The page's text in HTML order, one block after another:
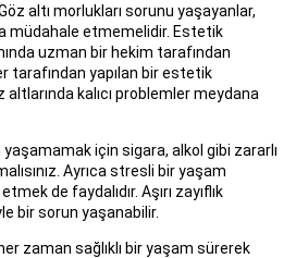
altı morlukları sorunu yaşayanlar,
müdahale etmemelidir. Estetik
uzman bir hekim tarafından
tarafından yapılan bir estetik
kalıcı problemler meydana
yaşamamak için sigara, alkol gibi zararlı
Ayrıca stresli bir yaşam
de faydalıdır. Aşırı zayıflık
bir sorun yaşanabilir.
zaman sağlıklı bir yaşam sürerek